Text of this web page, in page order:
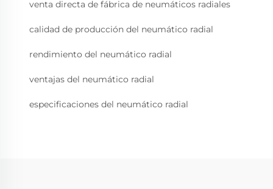
venta directa de fábrica de neumáticos radiales
calidad de producción del neumático radial
rendimiento del neumático radial
ventajas del neumático radial
especificaciones del neumático radial